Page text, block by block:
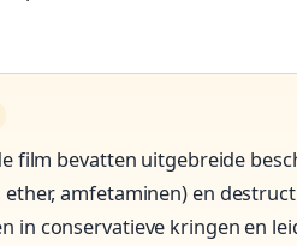
film bevatten uitgebreide
ether, amfetaminen) en
in conservatieve kringen en